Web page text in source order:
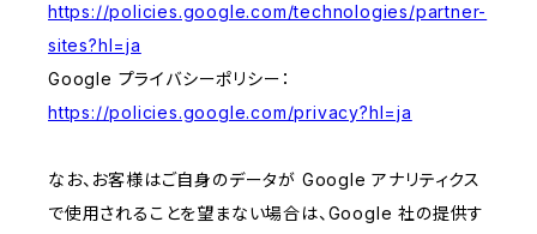
https://policies.google.com/technologies/partner-
sites?hl=ja
Google プライバシーポリシー：
https://policies.google.com/privacy?hl=ja
なお、お客様はご自身のデータが Google アナリティクス
で使用されることを望まない場合は、Google 社の提供す